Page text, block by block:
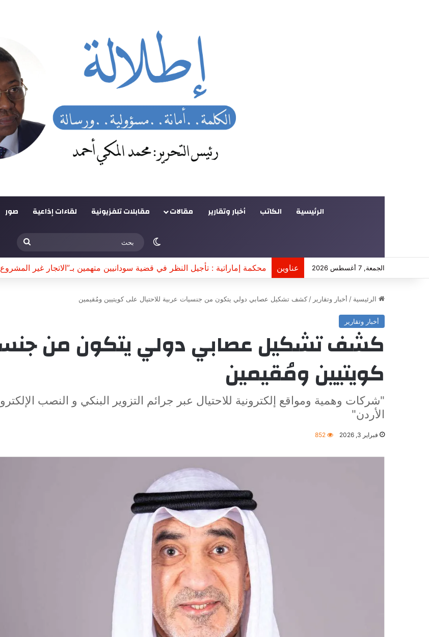
الرئيسية الكاتب أخبار وتقارير مقالات مقابلات تلفزيونية لقاءات إذاعية صور
الوضع المظلم
الجمعة, 7 أغسطس 2026 عناوين محكمة إماراتية : تأجيل النظر في قضية سودانيين متهمين بـ”الاتجار غير
الرئيسية / أخبار وتقارير / كشف تشكيل عصابي دولي يتكون من جنسيات عربية للاحتيال على كويتيين ومُقيمين
أخبار وتقارير
كشف تشكيل عصابي دولي يتكون من
كويتيين ومُقيمين
"شركات وهمية ومواقع إلكترونية للاحتيال عبر جرائم التزوير البنكي و النصب
الأردن"
فبراير 3, 2026 852